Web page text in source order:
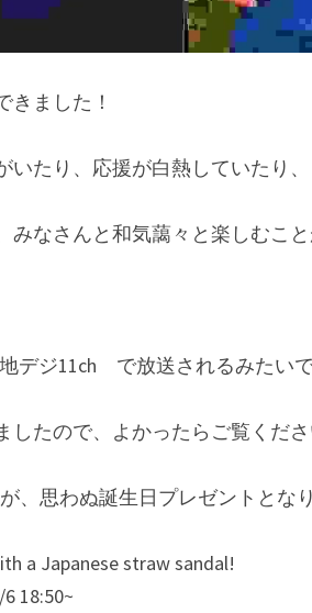
きました！
たり、応援が白熱していたり、
みなさんと和気藹々と楽しむこと
デジ11ch　で放送されるみたいで
したので、よかったらご覧くださ
、思わぬ誕生日プレゼントとなり
a Japanese straw sandal!
18:50~